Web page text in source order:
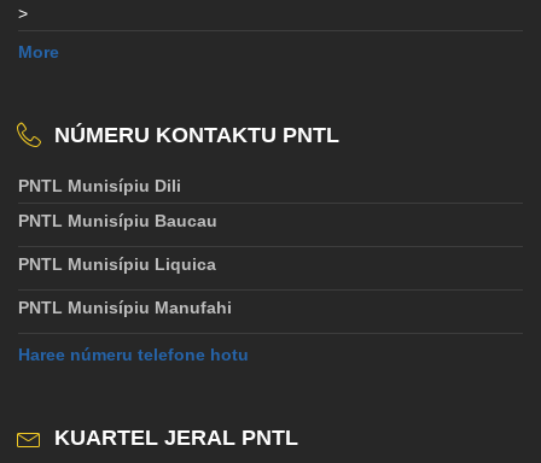
>
More
NÚMERU KONTAKTU PNTL
PNTL Munisípiu Dili
PNTL Munisípiu Baucau
PNTL Munisípiu Liquica
PNTL Munisípiu Manufahi
Haree númeru telefone hotu
KUARTEL JERAL PNTL